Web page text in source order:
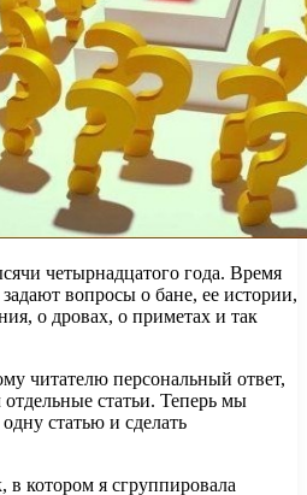
четырнадцатого года. Время
вопросы о бане, ее истории,
о дровах, о приметах и ​​так
читателю персональный ответ,
статьи. Теперь мы
статью и сделать
котором я сгруппировала